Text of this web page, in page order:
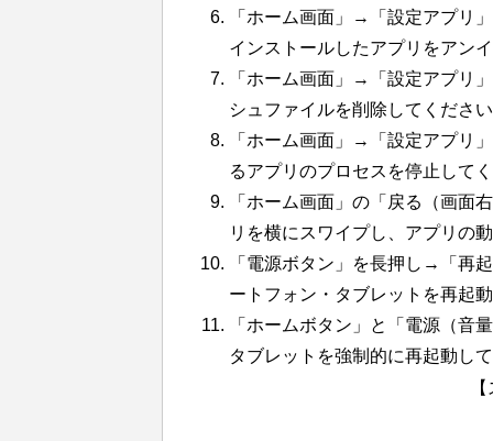
「ホーム画面」→「設定アプリ
インストールしたアプリをアン
「ホーム画面」→「設定アプリ
シュファイルを削除してください
「ホーム画面」→「設定アプリ
るアプリのプロセスを停止して
「ホーム画面」の「戻る（画面
リを横にスワイプし、アプリの
「電源ボタン」を長押し→「再
ートフォン・タブレットを再起
「ホームボタン」と「電源（音
タブレットを強制的に再起動し